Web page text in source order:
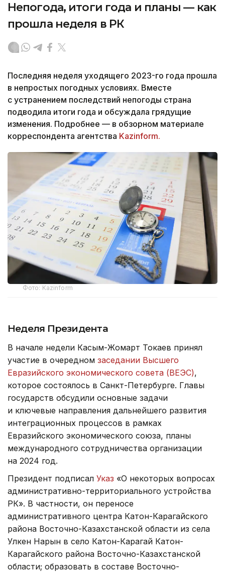
Непогода, итоги года и планы — как
прошла неделя в РК
Последняя неделя уходящего 2023-го года прошла
в непростых погодных условиях. Вместе
с устранением последствий непогоды страна
подводила итоги года и обсуждала грядущие
изменения. Подробнее — в обзорном материале
корреспондента агентства Kazinform.
Фото: Kazinform
Неделя Президента
В начале недели Касым-Жомарт Токаев принял
участие в очередном заседании Высшего
Евразийского экономического совета (ВЕЭС),
которое состоялось в Санкт-Петербурге. Главы
государств обсудили основные задачи
и ключевые направления дальнейшего развития
интеграционных процессов в рамках
Евразийского экономического союза, планы
международного сотрудничества организации
на 2024 год.
Президент подписал Указ «О некоторых вопросах
административно-территориального устройства
РК». В частности, он переносе
административного центра Катон-Карагайского
района Восточно-Казахстанской области из села
Улкен Нарын в село Катон-Карагай Катон-
Карагайского района Восточно-Казахстанской
области; образовать в составе Восточно-